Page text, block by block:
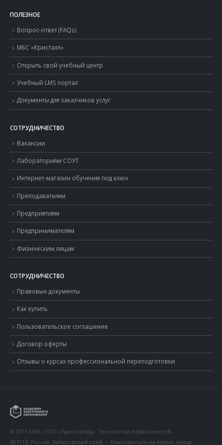
ПОЛЕЗНОЕ
Вопрос-ответ (FAQs)
МБС «Кристалл»
Открыть свой учебный центр
Учебный LMS портал
Документы для заказчиков услуг
СОТРУДНИЧЕСТВО
Вакансии
Лабораториям СОУТ
Интернет-магазин обучения под ключ
Преподавателям
Предприятиям
Предпринимателям
Физическим лицам
СОТРУДНИЧЕСТВО
Правовые документы
Как купить
Пользовательское соглашение
Договор оферты
Отзывы о курсах профессиональной переподготовки
© 2011-XXXX. ООО «Транстрейд». Технологии возможностей.
681016, Россия, Хабаровский край, г. Комсомольск-на-Амуре, улица